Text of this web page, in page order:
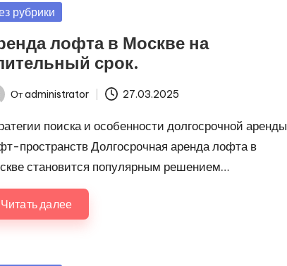
рубрики
лофта в Москве на
срок.
Отadministrator 27.03.2025
поиска и особенности долгосрочной аренды
пространств Долгосрочная аренда лофта в
становится популярным решением…
Читать далее